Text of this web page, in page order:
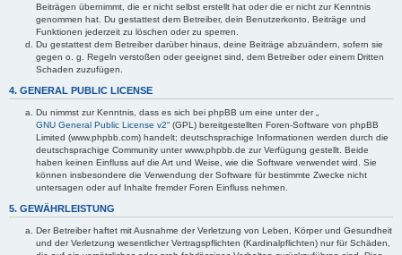
Beiträgen übernimmt, die er nicht selbst erstellt hat oder die er nicht zur Kenntnis
genommen hat. Du gestattest dem Betreiber, dein Benutzerkonto, Beiträge und
Funktionen jederzeit zu löschen oder zu sperren.
Du gestattest dem Betreiber darüber hinaus, deine Beiträge abzuändern, sofern sie
gegen o. g. Regeln verstoßen oder geeignet sind, dem Betreiber oder einem Dritten
Schaden zuzufügen.
4. GENERAL PUBLIC LICENSE
Du nimmst zur Kenntnis, dass es sich bei phpBB um eine unter der „
GNU General Public License v2“ (GPL) bereitgestellten Foren-Software von phpBB
Limited (www.phpbb.com) handelt; deutschsprachige Informationen werden durch die
deutschsprachige Community unter www.phpbb.de zur Verfügung gestellt. Beide
haben keinen Einfluss auf die Art und Weise, wie die Software verwendet wird. Sie
können insbesondere die Verwendung der Software für bestimmte Zwecke nicht
untersagen oder auf Inhalte fremder Foren Einfluss nehmen.
5. GEWÄHRLEISTUNG
Der Betreiber haftet mit Ausnahme der Verletzung von Leben, Körper und Gesundheit
und der Verletzung wesentlicher Vertragspflichten (Kardinalpflichten) nur für Schäden,